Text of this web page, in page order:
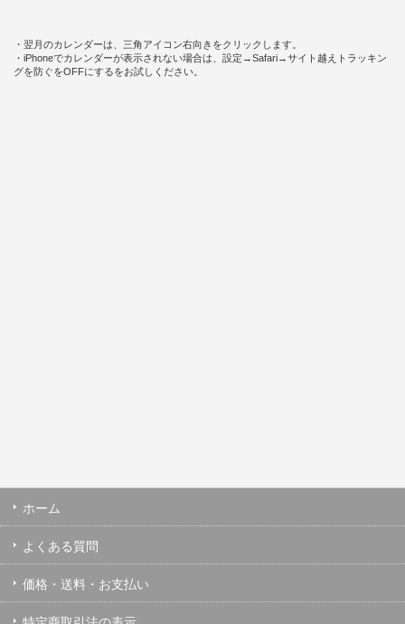
・翌月のカレンダーは、三角アイコン右向きをクリックします。
・iPhoneでカレンダーが表示されない場合は、設定→Safari→サイト越えトラッキン
グを防ぐをOFFにするをお試しください。
ホーム
よくある質問
価格・送料・お支払い